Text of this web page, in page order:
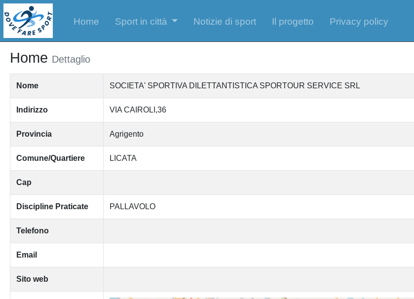
Home Sport in città Notizie di sport Il progetto Privacy policy
Home Dettaglio
Nome SOCIETA' SPORTIVA DILETTANTISTICA SPORTOUR SERVICE SRL
Indirizzo VIA CAIROLI,36
Provincia Agrigento
Comune/Quartiere LICATA
Cap
Discipline Praticate PALLAVOLO
Telefono
Email
Sito web